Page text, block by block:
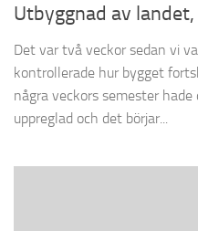
Utbyggnad av
Det var två veckor sedan vi
kontrollerade hur bygget
några veckors semester
uppreglad och det börjar...